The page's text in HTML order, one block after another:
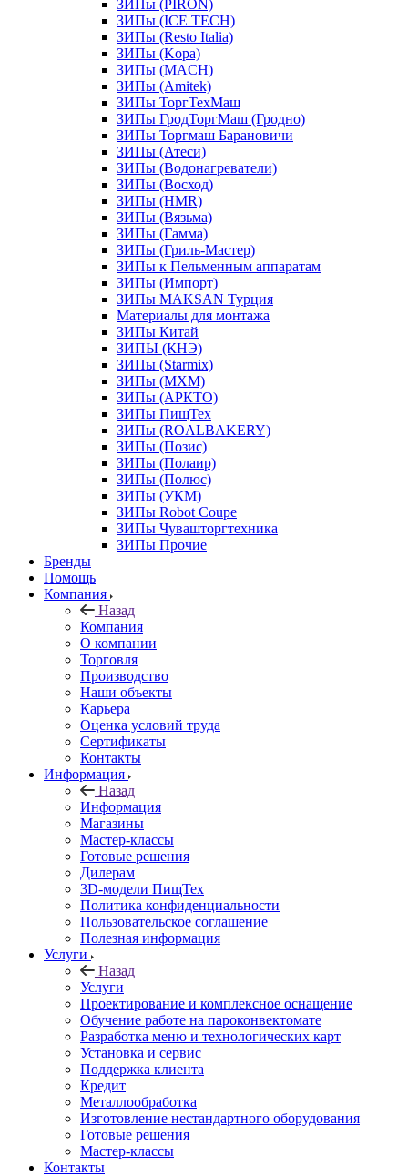
ЗИПы (PIRON)
ЗИПы (ICE TECH)
ЗИПы (Resto Italia)
ЗИПы (Kopa)
ЗИПы (MACH)
ЗИПы (Amitek)
ЗИПы ТоргТехМаш
ЗИПы ГродТоргМаш (Гродно)
ЗИПы Торгмаш Барановичи
ЗИПы (Атеси)
ЗИПы (Водонагреватели)
ЗИПы (Восход)
ЗИПы (HMR)
ЗИПы (Вязьма)
ЗИПы (Гамма)
ЗИПы (Гриль-Мастер)
ЗИПы к Пельменным аппаратам
ЗИПы (Импорт)
ЗИПы MAKSAN Турция
Материалы для монтажа
ЗИПы Китай
ЗИПЫ (КНЭ)
ЗИПы (Starmix)
ЗИПы (МХМ)
ЗИПы (АРКТО)
ЗИПы ПищТех
ЗИПы (ROALBAKERY)
ЗИПы (Позис)
ЗИПы (Полаир)
ЗИПы (Полюс)
ЗИПы (УКМ)
ЗИПы Robot Coupe
ЗИПы Чувашторгтехника
ЗИПы Прочие
Бренды
Помощь
Компания
Назад
Компания
О компании
Торговля
Производство
Наши объекты
Карьера
Оценка условий труда
Сертификаты
Контакты
Информация
Назад
Информация
Магазины
Мастер-классы
Готовые решения
Дилерам
3D-модели ПищТех
Политика конфиденциальности
Пользовательское соглашение
Полезная информация
Услуги
Назад
Услуги
Проектирование и комплексное оснащение
Обучение работе на пароконвектомате
Разработка меню и технологических карт
Установка и сервис
Поддержка клиента
Кредит
Металлообработка
Изготовление нестандартного оборудования
Готовые решения
Мастер-классы
Контакты